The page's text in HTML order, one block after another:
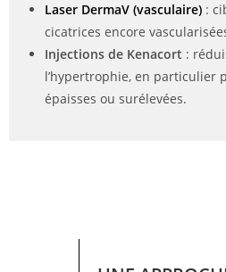
Laser DermaV (vasculaire) :
cicatrices encore
Injections de Kenacort :
l’hypertrophie, en particulier
épaisses ou surélevées.